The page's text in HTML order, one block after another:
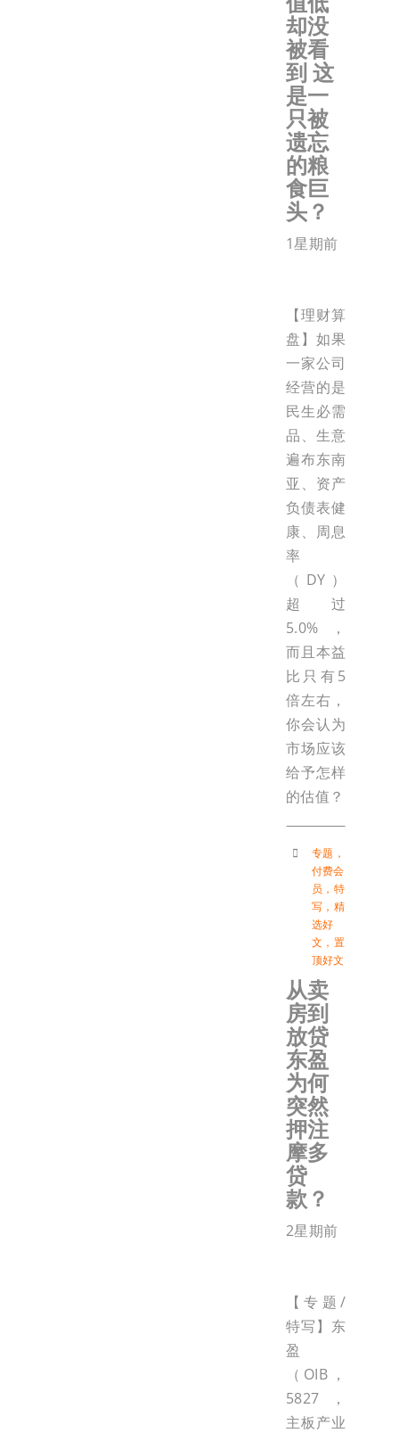
却没
被看
到 这
是一
只被
遗忘
的粮
食巨
头？
1星期前
【理财算
盘】如果
一家公司
经营的是
民生必需
品、生意
遍布东南
亚、资产
负债表健
康、周息
率
（DY）
超过
5.0%，
而且本益
比只有5
倍左右，
你会认为
市场应该
给予怎样
的估值？
专题 ，
付费会
员 ， 特
写 ， 精
选好
文 ， 置
顶好文
从卖
房到
放贷
东盈
为何
突然
押注
摩多
贷
款？
2星期前
【专题/
特写】东
盈
（OIB，
5827，
主板产业